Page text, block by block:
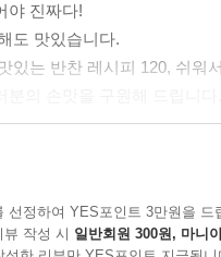
킹라이프가 더욱 풍요로워
소통하고, 마음을 나누겠습
야 진짜다!
도 맛있습니다.
있는 반찬 레시피 120, 쉬워
별 반찬까지 365일 대한민
만 가지고도 뚝딱 근사한
, 도시락 반찬이 걱정될 때도
선정하여 YES포인트 3만원을 드
작성 시 일반회원 300원, 마니